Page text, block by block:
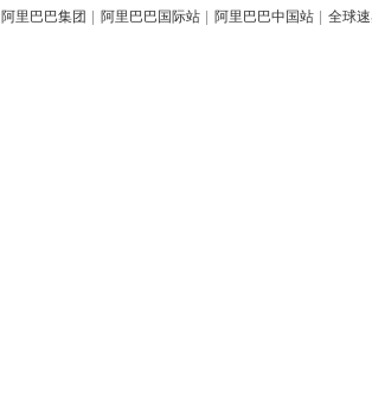
阿里巴巴集团
阿里巴巴国际站 阿里巴巴中国站 全球